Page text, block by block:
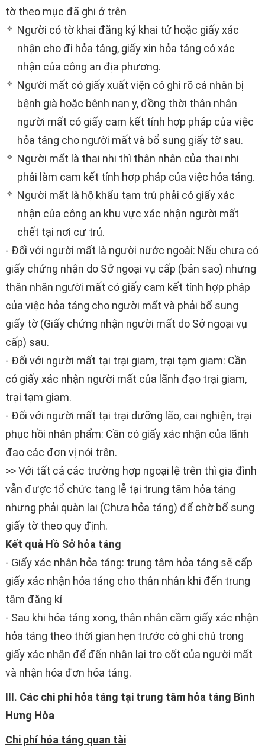
tờ theo mục đã ghi ở trên
Người có tờ khai đăng ký khai tử hoặc giấy xác
nhận cho đi hỏa táng, giấy xin hỏa táng có xác
nhận của công an địa phương.
Người mất có giấy xuất viện có ghi rõ cá nhân bị
bệnh già hoặc bệnh nan y, đồng thời thân nhân
người mất có giấy cam kết tính hợp pháp của việc
hỏa táng cho người mất và bổ sung giấy tờ sau.
Người mất là thai nhi thì thân nhân của thai nhi
phải làm cam kết tính hợp pháp của việc hỏa táng.
Người mất là hộ khẩu tạm trú phải có giấy xác
nhận của công an khu vực xác nhận người mất
chết tại nơi cư trú.
- Đối với người mất là người nước ngoài: Nếu chưa có
giấy chứng nhận do Sở ngoại vụ cấp (bản sao) nhưng
thân nhân người mất có giấy cam kết tính hợp pháp
của việc hỏa táng cho người mất và phải bổ sung
giấy tờ (Giấy chứng nhận người mất do Sở ngoại vụ
cấp) sau.
- Đối với người mất tại trại giam, trại tạm giam: Cần
có giấy xác nhận người mất của lãnh đạo trại giam,
trại tạm giam.
- Đối với người mất tại trại dưỡng lão, cai nghiện, trại
phục hồi nhân phẩm: Cần có giấy xác nhận của lãnh
đạo các đơn vị nói trên.
>> Với tất cả các trường hợp ngoại lệ trên thì gia đình
vẫn được tổ chức tang lễ tại trung tâm hỏa táng
nhưng phải quàn lại (Chưa hỏa táng) để chờ bổ sung
giấy tờ theo quy định.
Kết quả Hồ Sở hỏa táng
- Giấy xác nhân hỏa táng: trung tâm hỏa táng sẽ cấp
giấy xác nhận hỏa táng cho thân nhân khi đến trung
tâm đăng kí
- Sau khi hỏa táng xong, thân nhân cầm giấy xác nhận
hỏa táng theo thời gian hẹn trước có ghi chú trong
giấy xác nhận để đến nhận lại tro cốt của người mất
và nhận hóa đơn hỏa táng.
III. Các chi phí hỏa táng tại trung tâm hỏa táng Bình
Hưng Hòa
Chi phí hỏa táng quan tài